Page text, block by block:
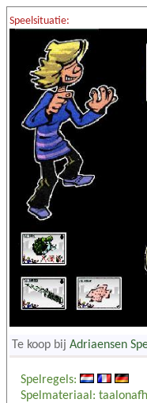
Speelsituatie:
Te koop bij Adriaensen
Spelregels:
Spelmateriaal: